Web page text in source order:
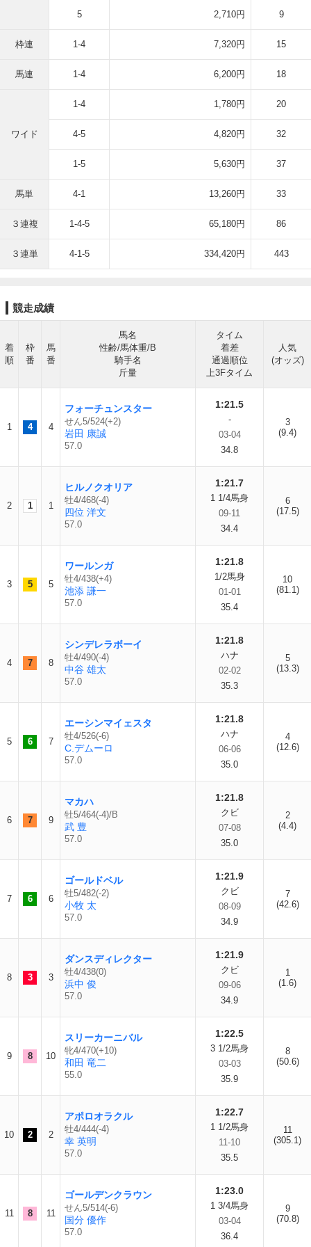
5 2,710円 9
枠連 1-4 7,320円 15
馬連 1-4 6,200円 18
ワイド
1-4 1,780円 20
4-5 4,820円 32
1-5 5,630円 37
馬単 4-1 13,260円 33
３連複 1-4-5 65,180円 86
３連単 4-1-5 334,420円 443
競走成績
着
順
枠
番
馬
番
馬名
性齢/馬体重/B
騎手名
斤量
タイム
着差
通過順位
上3Fタイム
人気
(オッズ)
1 4 4
フォーチュンスター
せん5/524(+2)
岩田 康誠
57.0
1:21.5
-
03-04
34.8
3
(9.4)
2 1 1
ヒルノクオリア
牡4/468(-4)
四位 洋文
57.0
1:21.7
1 1/4馬身
09-11
34.4
6
(17.5)
3 5 5
ワールンガ
牡4/438(+4)
池添 謙一
57.0
1:21.8
1/2馬身
01-01
35.4
10
(81.1)
4 7 8
シンデレラボーイ
牡4/490(-4)
中谷 雄太
57.0
1:21.8
ハナ
02-02
35.3
5
(13.3)
5 6 7
エーシンマイェスタ
牡4/526(-6)
C.デムーロ
57.0
1:21.8
ハナ
06-06
35.0
4
(12.6)
6 7 9
マカハ
牡5/464(-4)/B
武 豊
57.0
1:21.8
クビ
07-08
35.0
2
(4.4)
7 6 6
ゴールドベル
牡5/482(-2)
小牧 太
57.0
1:21.9
クビ
08-09
34.9
7
(42.6)
8 3 3
ダンスディレクター
牡4/438(0)
浜中 俊
57.0
1:21.9
クビ
09-06
34.9
1
(1.6)
9 8 10
スリーカーニバル
牝4/470(+10)
和田 竜二
55.0
1:22.5
3 1/2馬身
03-03
35.9
8
(50.6)
10 2 2
アポロオラクル
牡4/444(-4)
幸 英明
57.0
1:22.7
1 1/2馬身
11-10
35.5
11
(305.1)
11 8 11
ゴールデンクラウン
せん5/514(-6)
国分 優作
57.0
1:23.0
1 3/4馬身
03-04
36.4
9
(70.8)